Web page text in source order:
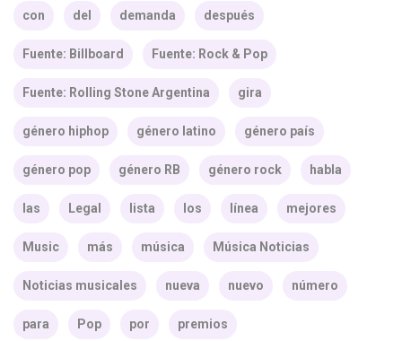
con del demanda después
Fuente: Billboard Fuente: Rock & Pop
Fuente: Rolling Stone Argentina gira
género hiphop género latino género país
género pop género RB género rock habla
las Legal lista los línea mejores
Music más música Música Noticias
Noticias musicales nueva nuevo número
para Pop por premios